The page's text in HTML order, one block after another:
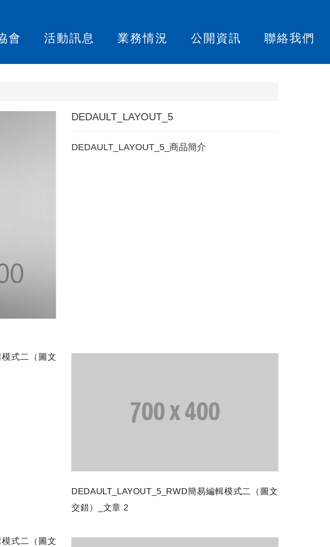
會 活動訊息 業務情況 公開資訊 聯絡我們
DEDAULT_LAYOUT_5
DEDAULT_LAYOUT_5_商品簡介
式二（圖文
DEDAULT_LAYOUT_5_RWD簡易編輯模式二（圖文
交錯）_文章 2
模式二（圖文